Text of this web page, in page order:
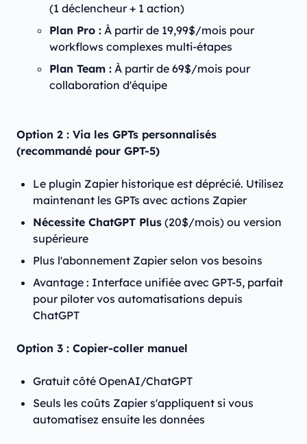
(1 déclencheur + 1 action)
Plan Pro : À partir de 19,99$/mois pour
workflows complexes multi-étapes
Plan Team : À partir de 69$/mois pour
collaboration d'équipe
Option 2 : Via les GPTs personnalisés
(recommandé pour GPT-5)
Le plugin Zapier historique est déprécié. Utilisez
maintenant les GPTs avec actions Zapier
Nécessite ChatGPT Plus (20$/mois) ou version
supérieure
Plus l'abonnement Zapier selon vos besoins
Avantage : Interface unifiée avec GPT-5, parfait
pour piloter vos automatisations depuis
ChatGPT
Option 3 : Copier-coller manuel
Gratuit côté OpenAI/ChatGPT
Seuls les coûts Zapier s'appliquent si vous
automatisez ensuite les données